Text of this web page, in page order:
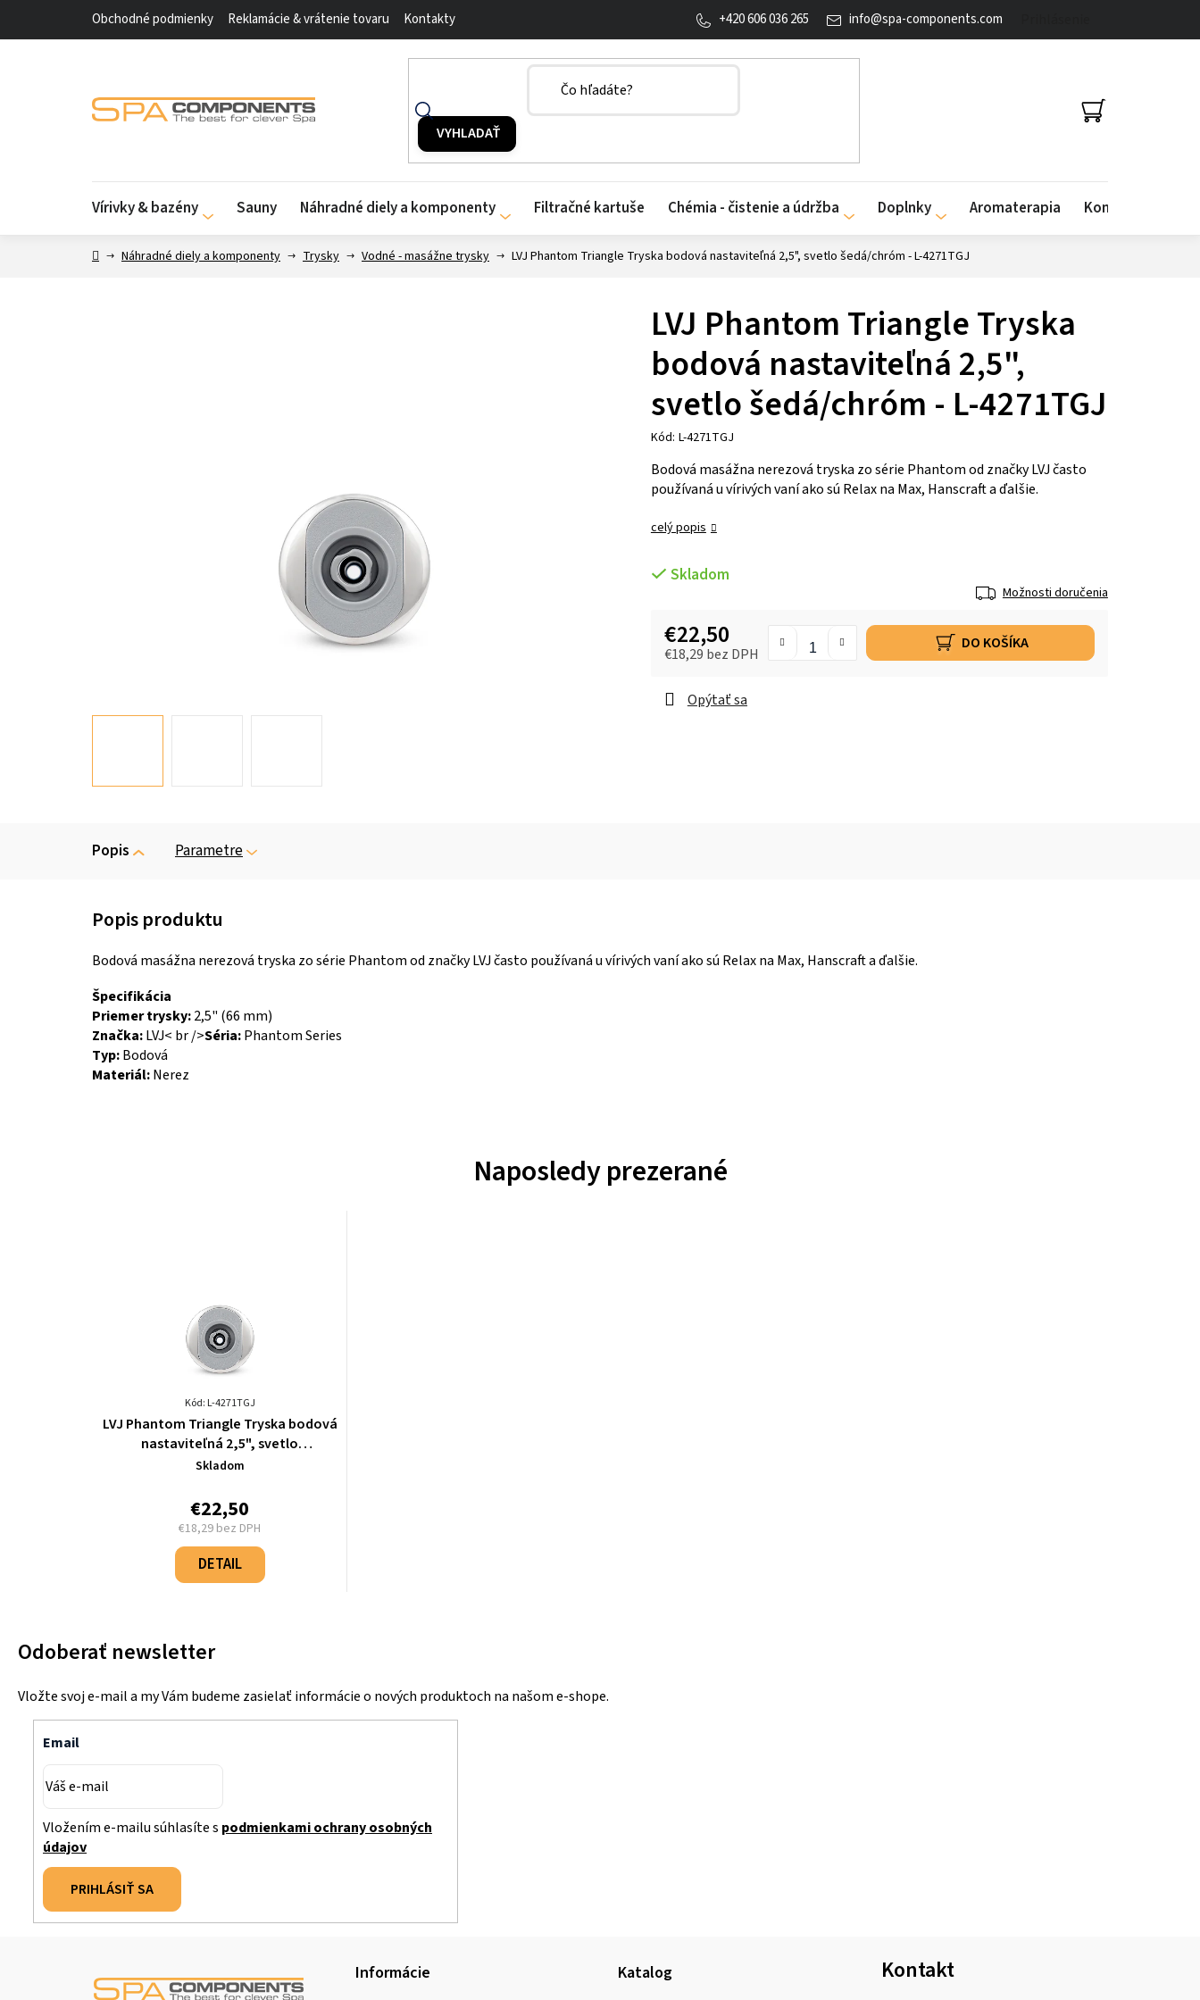
Obchodné podmienky Reklamácie & vrátenie tovaru Kontakty info@spa-components.com
+420 606 036 265
NÁKUPNÝ
KOŠÍK
Vírivky & bazény Sauny Náhradné diely a komponenty Filtračné kartuše Chémia - čistenie a údržba Doplnky Aromaterapia Kontakty
DomovNáhradné diely a komponenty Trysky Vodné - masážne trysky LVJ Phantom Triangle Tryska bodová nastaviteľná 2,5", svetlo šedá/chróm - L-4271TGJ
LVJ Phantom Triangle Tryska
bodová nastaviteľná 2,5",
svetlo šedá/chróm - L-4271TGJ
Kód: L-4271TGJ
Bodová masážna nerezová tryska zo série Phantom od značky LVJ často
používaná u vírivých vaní ako sú Relax na Max, Hanscraft a ďalšie.
celý popis
Skladom
Možnosti doručenia
€22,50
€18,29 bez DPH
DO KOŠÍKA
Opýtať sa
Popis Parametre
Bodová masážna nerezová tryska zo série Phantom od značky LVJ často používaná u vírivých vaní ako sú Relax na Max, Hanscraft a ďalšie.
Špecifikácia
Priemer trysky:2,5" (66 mm)
Značka:LVJ< br />Séria:Phantom Series
Typ:Bodová
Materiál:Nerez
Naposledy prezerané
Kód: L-4271TGJ
LVJ Phantom Triangle Tryska bodová
nastaviteľná 2,5", svetlo
šedá/chróm - L-4271TGJ
Skladom
€22,50
€18,29 bez DPH
Jednotková
cena:
DETAIL
Odoberať newsletter
Vložte svoj e-mail a my Vám budeme zasielať informácie o nových produktoch na našom e-shope.
Email
Vložením e-mailu súhlasíte s podmienkami ochrany osobných
údajov
PRIHLÁSIŤ SA
Informácie Katalog Kontakt